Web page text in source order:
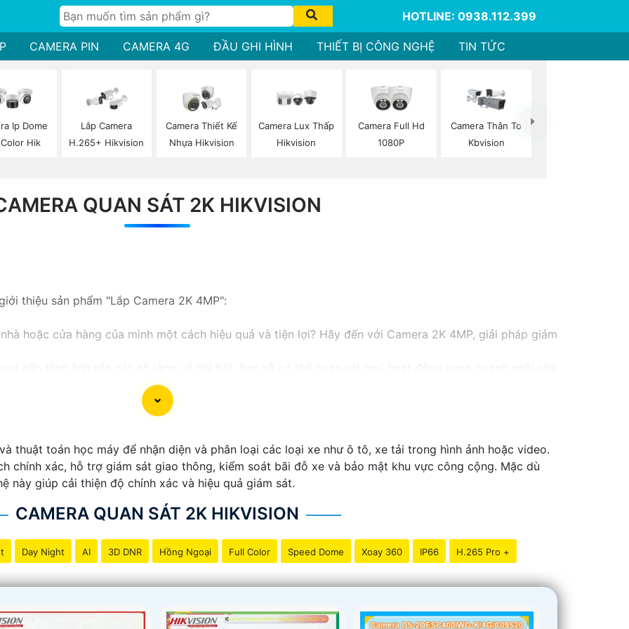
HOTLINE: 0938.112.399
CAMERA PIN CAMERA 4G ĐẦU GHI HÌNH THIẾT BỊ CÔNG NGHỆ TIN TỨC
Ip Dome
Hik
Lắp Camera
H.265+ Hikvision
Camera Thiết Kế
Nhựa Hikvision
Camera Lux Thấp
Hikvision
Camera Full Hd
1080P
Camera Thân To
Kbvision
QUAN SÁT 2K HIKVISION
thiệu sản phẩm "Lắp Camera 2K 4MP":
hoặc cửa hàng của mình một cách hiệu quả và tiện lợi? Hãy đến với Camera 2K 4MP, giải pháp giám
điện thoại di động. Một cách giám sát an toàn và thuận tiện.
minh như cảnh báo chuyển động, giao tiếp 2 chiều, hồng ngoại hỗ trợ quan sát ban đêm và nhiều
ích cho hệ thống giám sát của bạn.
tiết và nhận tư vấn miễn phí.
thuật toán học máy để nhận diện và phân loại các loại xe như ô tô, xe tải trong hình ảnh hoặc video.
chính xác, hỗ trợ giám sát giao thông, kiểm soát bãi đỗ xe và bảo mật khu vực công cộng. Mặc dù
này giúp cải thiện độ chính xác và hiệu quả giám sát.
CAMERA QUAN SÁT 2K HIKVISION
Day Night AI 3D DNR Hồng Ngoại Full Color Speed Dome Xoay 360 IP66 H.265 Pro +